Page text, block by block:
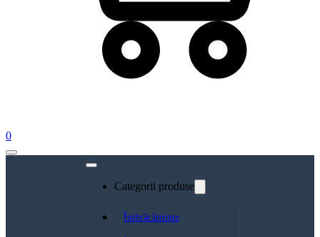
0
Categorii produse
Îmbrăcăminte